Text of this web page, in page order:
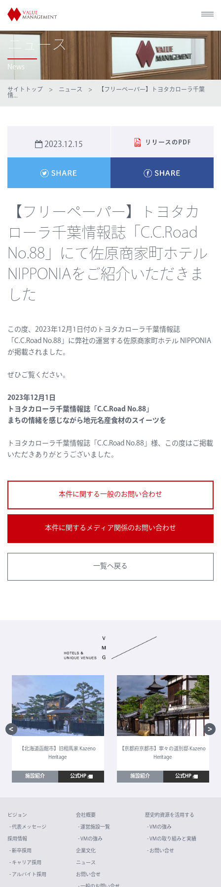
ニュース
News
サイトトップ > ニュース > 【フリーペーパー】トヨタカローラ千葉
情...
2023.12.15
【フリーペーパー】トヨタカ
ローラ千葉情報誌「C.C.Road
No.88」にて佐原商家町ホテル
NIPPONIAをご紹介いただきま
した
この度、2023年12月1日付のトヨタカローラ千葉情報誌
「C.C.Road No.88」に弊社の運営する佐原商家町ホテル NIPPONIA
が掲載されました。
ぜひご覧ください。
2023年12月1日
トヨタカローラ千葉情報誌「C.C.Road No.88」
まちの情緒を感じながら地元名産食材のスイーツを
トヨタカローラ千葉情報誌「C.C.Road No.88」様、この度はご掲載
いただきありがとうございました。
本件に関する一般のお問い合わせ
本件に関するメディア関係のお問い合わせ
一覧へ戻る
【北海道函館市】旧相馬家 Kazeno
Heritage
施設紹介 公式HP
【京都府京都市】寧々の道別邸 Kazeno
Heritage
施設紹介 公式HP
ビジョン
- 代表メッセージ
採用情報
- 新卒採用
- キャリア採用
- アルバイト採用
会社概要
- 運営施設一覧
- VMの強み
企業文化
ニュース
お問い合せ
歴史的資源を活用する
- VMの強み
- VMの取り組みと実績
- お問い合せ